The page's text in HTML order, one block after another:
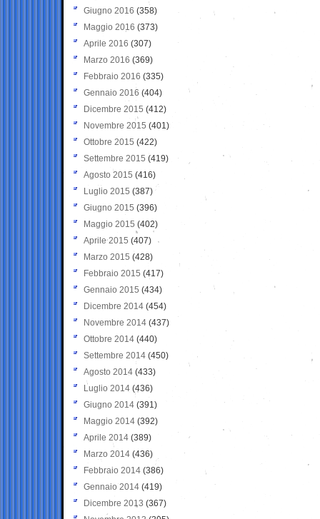
Giugno 2016 (358)
Maggio 2016 (373)
Aprile 2016 (307)
Marzo 2016 (369)
Febbraio 2016 (335)
Gennaio 2016 (404)
Dicembre 2015 (412)
Novembre 2015 (401)
Ottobre 2015 (422)
Settembre 2015 (419)
Agosto 2015 (416)
Luglio 2015 (387)
Giugno 2015 (396)
Maggio 2015 (402)
Aprile 2015 (407)
Marzo 2015 (428)
Febbraio 2015 (417)
Gennaio 2015 (434)
Dicembre 2014 (454)
Novembre 2014 (437)
Ottobre 2014 (440)
Settembre 2014 (450)
Agosto 2014 (433)
Luglio 2014 (436)
Giugno 2014 (391)
Maggio 2014 (392)
Aprile 2014 (389)
Marzo 2014 (436)
Febbraio 2014 (386)
Gennaio 2014 (419)
Dicembre 2013 (367)